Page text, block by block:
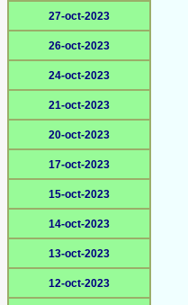
27-oct-2023
26-oct-2023
24-oct-2023
21-oct-2023
20-oct-2023
17-oct-2023
15-oct-2023
14-oct-2023
13-oct-2023
12-oct-2023